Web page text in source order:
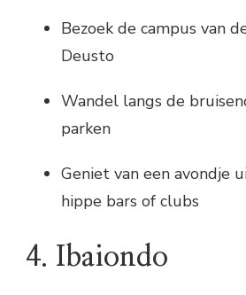
Bezoek de campus van
Deusto
Wandel langs de
parken
Geniet van een avondje
hippe bars of clubs
4. Ibaiondo